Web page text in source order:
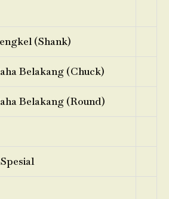
(Shank)
Belakang (Chuck)
Belakang (Round)